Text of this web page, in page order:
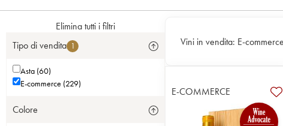
Elimina tutti i filtri
Tipo di vendita 1
Asta (60)
E-commerce (229)
Colore
Vini in vendita: E-commerce
E-COMMERCE